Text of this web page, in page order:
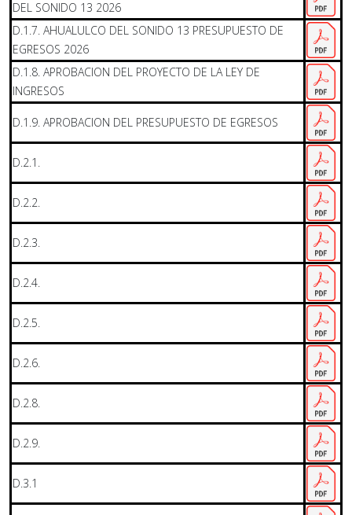
DEL SONIDO 13 2026
D.1.7. AHUALULCO DEL SONIDO 13 PRESUPUESTO DE
EGRESOS 2026
D.1.8. APROBACION DEL PROYECTO DE LA LEY DE
INGRESOS
D.1.9. APROBACION DEL PRESUPUESTO DE EGRESOS
D.2.1.
D.2.2.
D.2.3.
D.2.4.
D.2.5.
D.2.6.
D.2.8.
D.2.9.
D.3.1